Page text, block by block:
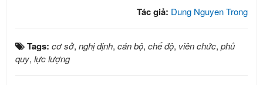
Tác giả: Dung Nguyen Trong
Tags: cơ sở, nghị định, cán bộ, chế độ, viên chức, phủ
quy, lực lượng